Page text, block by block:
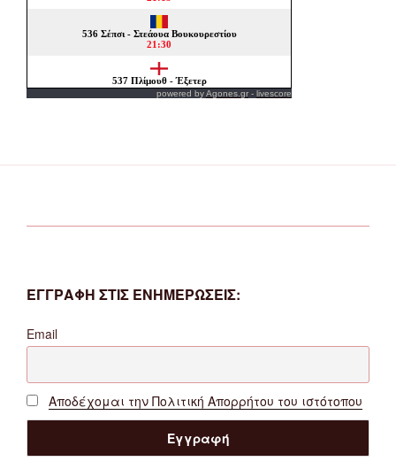
powered byAgones.gr - livescore
ΕΓΓΡΑΦΗ ΣΤΙΣ ΕΝΗΜΕΡΩΣΕΙΣ:
Email
Αποδέχομαι την Πολιτική Απορρήτου του ιστότοπου